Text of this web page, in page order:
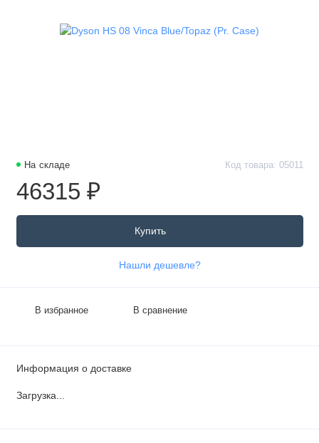
На складе Код товара: 05011
46315 ₽
Купить
Нашли дешевле?
В избранное В сравнение
Информация о доставке
Загрузка...